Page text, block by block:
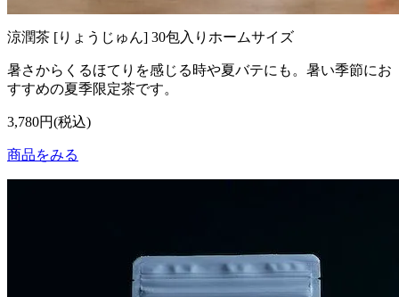
涼潤茶 [りょうじゅん] 30包入りホームサイズ
暑さからくるほてりを感じる時や夏バテにも。暑い季節にお
すすめの夏季限定茶です。
3,780円(税込)
商品をみる